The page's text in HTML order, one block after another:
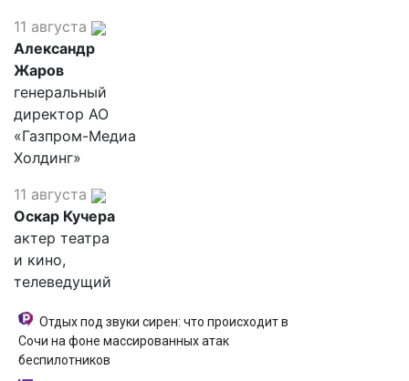
11 августа
Александр
Жаров
генеральный
директор АО
«Газпром-Медиа
Холдинг»
11 августа
Оскар Кучера
актер театра
и кино,
телеведущий
Отдых под звуки сирен: что происходит в
Сочи на фоне массированных атак
беспилотников